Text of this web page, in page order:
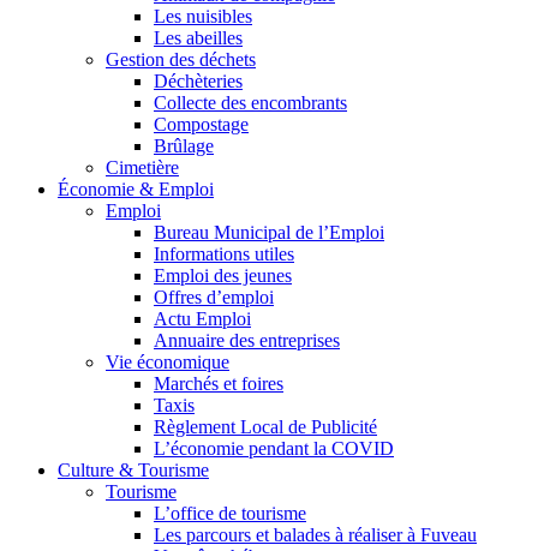
Les nuisibles
Les abeilles
Gestion des déchets
Déchèteries
Collecte des encombrants
Compostage
Brûlage
Cimetière
Économie & Emploi
Emploi
Bureau Municipal de l’Emploi
Informations utiles
Emploi des jeunes
Offres d’emploi
Actu Emploi
Annuaire des entreprises
Vie économique
Marchés et foires
Taxis
Règlement Local de Publicité
L’économie pendant la COVID
Culture & Tourisme
Tourisme
L’office de tourisme
Les parcours et balades à réaliser à Fuveau